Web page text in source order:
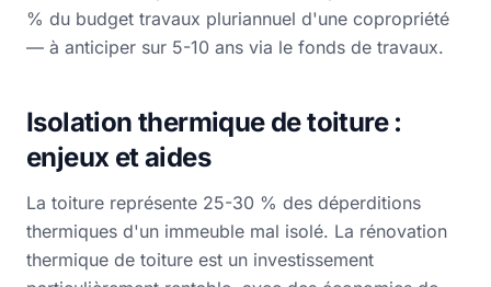
% du budget travaux pluriannuel d'une copropriété
— à anticiper sur 5-10 ans via le fonds de travaux.
Isolation thermique de toiture :
enjeux et aides
La toiture représente 25-30 % des déperditions
thermiques d'un immeuble mal isolé. La rénovation
thermique de toiture est un investissement